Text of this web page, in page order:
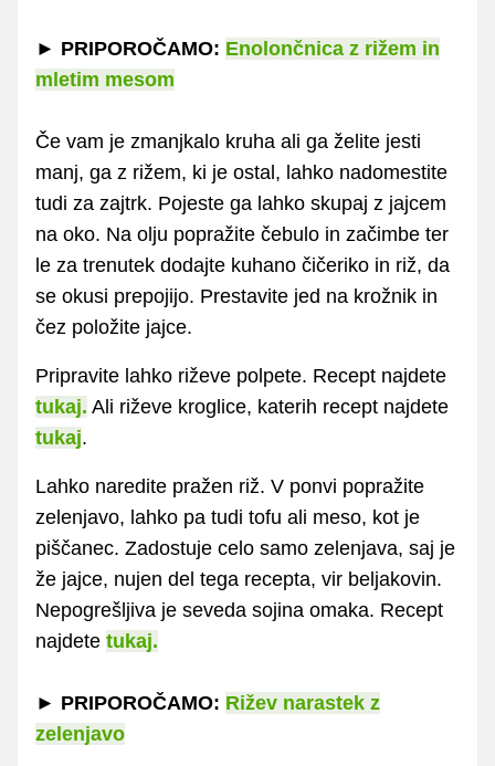
► PRIPOROČAMO: Enolončnica z rižem in
mletim mesom
Če vam je zmanjkalo kruha ali ga želite jesti
manj, ga z rižem, ki je ostal, lahko nadomestite
tudi za zajtrk. Pojeste ga lahko skupaj z jajcem
na oko. Na olju popražite čebulo in začimbe ter
le za trenutek dodajte kuhano čičeriko in riž, da
se okusi prepojijo. Prestavite jed na krožnik in
čez položite jajce.
Pripravite lahko riževe polpete. Recept najdete
tukaj. Ali riževe kroglice, katerih recept najdete
tukaj.
Lahko naredite pražen riž. V ponvi popražite
zelenjavo, lahko pa tudi tofu ali meso, kot je
piščanec. Zadostuje celo samo zelenjava, saj je
že jajce, nujen del tega recepta, vir beljakovin.
Nepogrešljiva je seveda sojina omaka. Recept
najdete tukaj.
► PRIPOROČAMO: Rižev narastek z
zelenjavo